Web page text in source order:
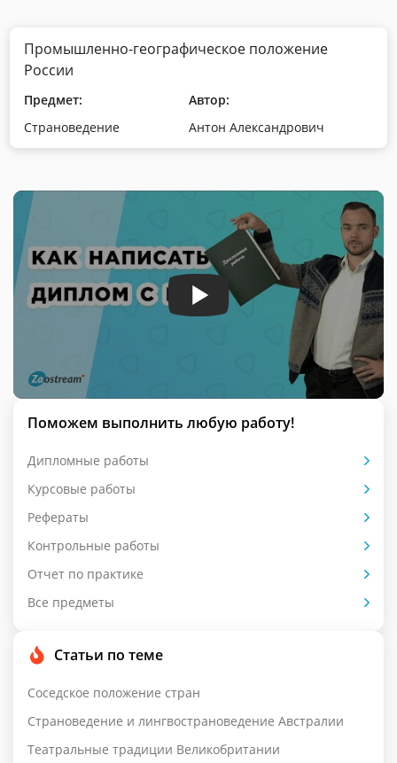
Промышленно-географическое положение
России
Предмет:
Страноведение
Автор:
Антон Александрович
Поможем выполнить любую работу!
Дипломные работы
Курсовые работы
Рефераты
Контрольные работы
Отчет по практике
Все предметы
Статьи по теме
Соседское положение стран
Страноведение и лингвострановедение Австралии
Театральные традиции Великобритании